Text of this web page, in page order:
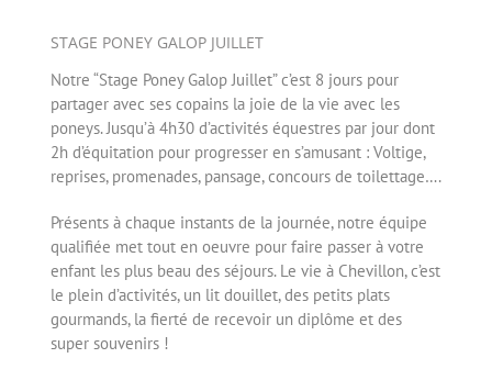
STAGE PONEY GALOP JUILLET
Notre “Stage Poney Galop Juillet” c’est 8 jours pour
partager avec ses copains la joie de la vie avec les
poneys. Jusqu’à 4h30 d’activités équestres par jour dont
2h d’équitation pour progresser en s’amusant : Voltige,
reprises, promenades, pansage, concours de toilettage….
Présents à chaque instants de la journée, notre équipe
qualifiée met tout en oeuvre pour faire passer à votre
enfant les plus beau des séjours. Le vie à Chevillon, c’est
le plein d’activités, un lit douillet, des petits plats
gourmands, la fierté de recevoir un diplôme et des
super souvenirs !